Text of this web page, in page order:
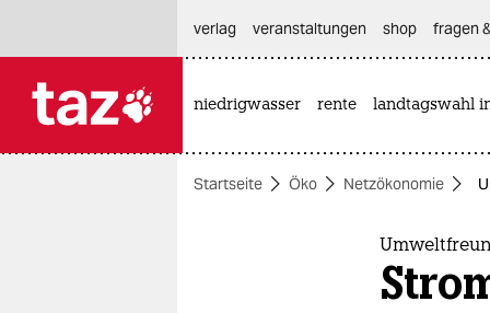
themen
verlag
veranstaltungen shop fragen
niedrigwasser rente landtagswahl
Startseite Öko Netzökonomie